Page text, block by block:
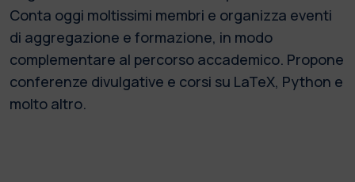
Conta oggi moltissimi membri e organizza eventi
di aggregazione e formazione, in modo
complementare al percorso accademico. Propone
conferenze divulgative e corsi su LaTeX, Python e
molto altro.